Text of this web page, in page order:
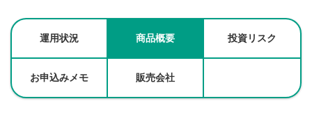
運用状況 商品概要 投資リスク
お申込みメモ 販売会社